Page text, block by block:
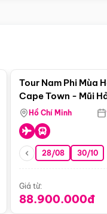
Tour Nam Phi Mùa
Cape Town - Mũi
Bàn -
Safari - Lodge
Hồ Chí Minh
28/08 30/10
Giá từ:
88.900.000đ